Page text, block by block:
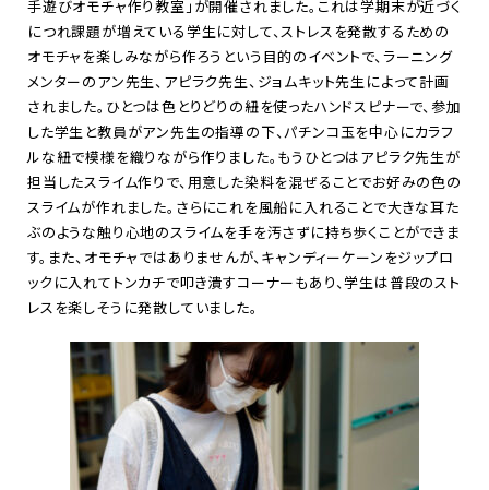
手遊びオモチャ作り教室」が開催されました。これは学期末が近づく
につれ課題が増えている学生に対して、ストレスを発散するための
オモチャを楽しみながら作ろうという目的のイベントで、ラーニング
メンターのアン先生、アピラク先生、ジョムキット先生によって計画
されました。ひとつは色とりどりの紐を使ったハンドスピナーで、参加
した学生と教員がアン先生の指導の下、パチンコ玉を中心にカラフ
ルな紐で模様を織りながら作りました。もうひとつはアピラク先生が
担当したスライム作りで、用意した染料を混ぜることでお好みの色の
スライムが作れました。さらにこれを風船に入れることで大きな耳た
ぶのような触り心地のスライムを手を汚さずに持ち歩くことができま
す。また、オモチャではありませんが、キャンディーケーンをジップロ
ックに入れてトンカチで叩き潰すコーナーもあり、学生は普段のスト
レスを楽しそうに発散していました。